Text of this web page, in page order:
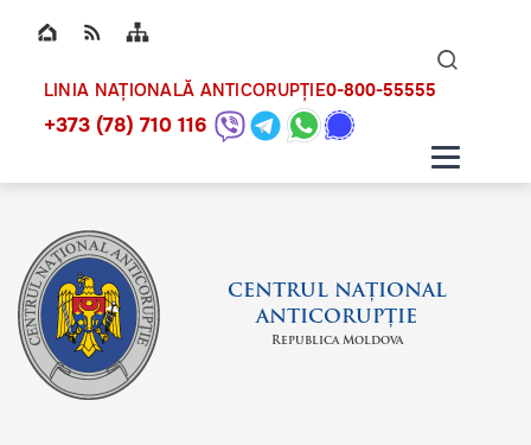
Top bar navigation
LINIA NAȚIONALĂ ANTICORUPȚIE0-800-55555
+373 (78) 710 116
CENTRUL NAȚIONAL
ANTICORUPȚIE
Republica Moldova